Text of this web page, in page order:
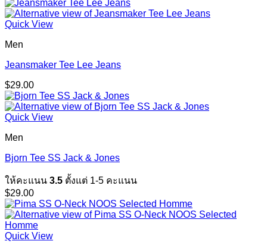
Quick View
Men
Jeansmaker Tee Lee Jeans
$29.00
Quick View
Men
Bjorn Tee SS Jack & Jones
ให้คะแนน 3.5 ตั้งแต่ 1-5 คะแนน
$29.00
Quick View